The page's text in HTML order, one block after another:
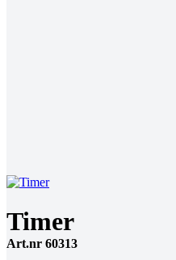
Timer
Art.nr 60313